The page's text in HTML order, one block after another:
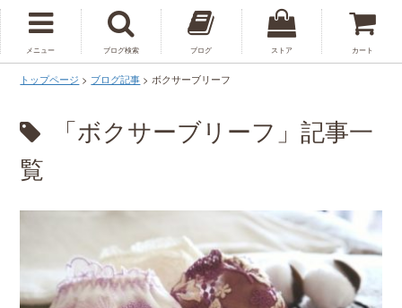
メニュー ブログ検索 ブログ ストア カート
トップページ > ブログ記事 > ボクサーブリーフ
「ボクサーブリーフ」記事一
覧